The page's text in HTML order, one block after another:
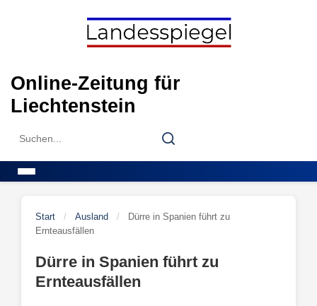
Online-Zeitung für
Liechtenstein
Search
Search
Start / Ausland /
Dürre in Spanien führt zu
Ernteausfällen
Dürre in Spanien führt zu
Ernteausfällen